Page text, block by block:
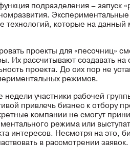
подразделения – запуск
технологий, которые на
проекты для «песочниц»
Их рассчитывают создавать
проекта. До сих пор не
режимов.
недели участники рабочей
привлечь бизнес к отбору
компании не смогут
режима или
интересов. Несмотря на это,
в рассмотрении заявок.